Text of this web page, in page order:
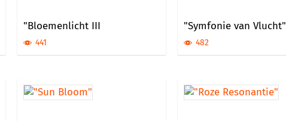
"Bloemenlicht III
441
"Symfonie van Vlucht"
482